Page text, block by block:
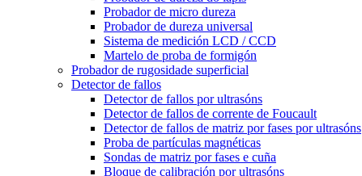
Probador de micro dureza
Probador de dureza universal
Sistema de medición LCD / CCD
Martelo de proba de formigón
Probador de rugosidade superficial
Detector de fallos
Detector de fallos por ultrasóns
Detector de fallos de corrente de Foucault
Detector de fallos de matriz por fases por ultrasóns
Proba de partículas magnéticas
Sondas de matriz por fases e cuña
Bloque de calibración por ultrasóns